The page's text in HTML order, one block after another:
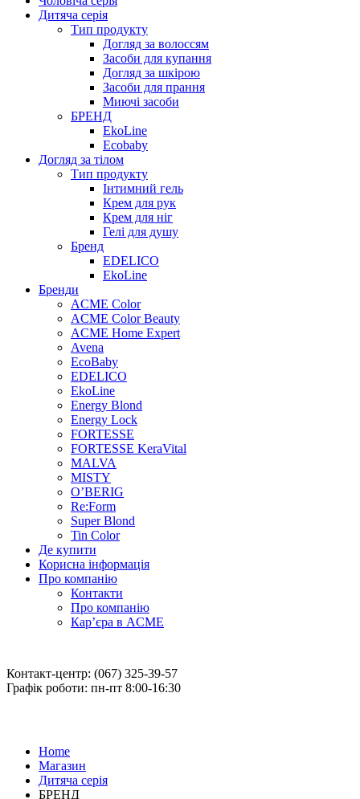
Дитяча серія
Тип продукту
Догляд за волоссям
Засоби для купання
Догляд за шкірою
Засоби для прання
Миючі засоби
БРЕНД
EkoLine
Ecobaby
Догляд за тілом
Тип продукту
Інтимний гель
Крем для рук
Крем для ніг
Гелі для душу
Бренд
EDELICO
EkoLine
Бренди
ACME Color
ACME Color Beauty
ACME Home Expert
Avena
EcoBaby
EDELICO
EkoLine
Energy Blond
Energy Lock
FORTESSE
FORTESSE KeraVital
MALVA
MISTY
O’BERIG
Re:Form
Super Blond
Tin Color
Де купити
Корисна інформація
Про компанію
Контакти
Про компанію
Кар’єра в ACME
Контакт-центр: (067) 325-39-57
Графік роботи: пн-пт 8:00-16:30
Home
Магазин
Дитяча серія
БРЕНД